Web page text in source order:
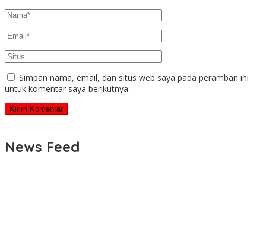
Simpan nama, email, dan situs web saya pada peramban ini
untuk komentar saya berikutnya.
News Feed